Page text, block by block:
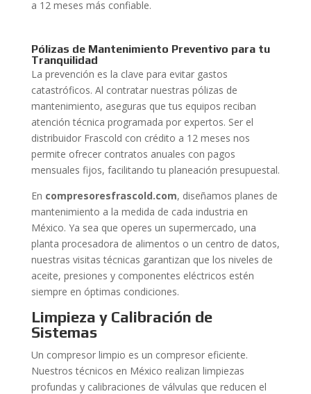
a 12 meses más confiable.
Pólizas de Mantenimiento Preventivo para tu
Tranquilidad
La prevención es la clave para evitar gastos
catastróficos. Al contratar nuestras pólizas de
mantenimiento, aseguras que tus equipos reciban
atención técnica programada por expertos. Ser el
distribuidor Frascold con crédito a 12 meses nos
permite ofrecer contratos anuales con pagos
mensuales fijos, facilitando tu planeación presupuestal.
En compresoresfrascold.com, diseñamos planes de
mantenimiento a la medida de cada industria en
México. Ya sea que operes un supermercado, una
planta procesadora de alimentos o un centro de datos,
nuestras visitas técnicas garantizan que los niveles de
aceite, presiones y componentes eléctricos estén
siempre en óptimas condiciones.
Limpieza y Calibración de
Sistemas
Un compresor limpio es un compresor eficiente.
Nuestros técnicos en México realizan limpiezas
profundas y calibraciones de válvulas que reducen el